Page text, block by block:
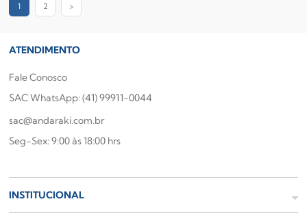
1 2 >
ATENDIMENTO
Fale Conosco
SAC WhatsApp: (41) 99911-0044
sac@andaraki.com.br
Seg-Sex: 9:00 às 18:00 hrs
INSTITUCIONAL